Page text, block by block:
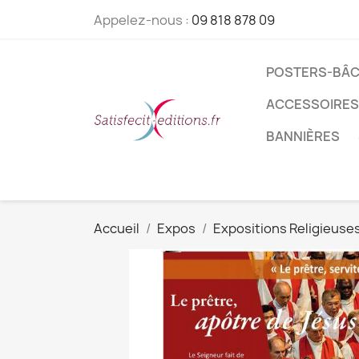
Appelez-nous : 09 818 878 09
POSTERS-
BANNIÈRES
Accueil Expos Expositions